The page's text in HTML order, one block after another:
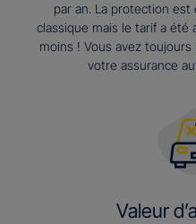
par an. La protection
classique mais le tarif a été
moins ! Vous avez
votre assurance
Valeur